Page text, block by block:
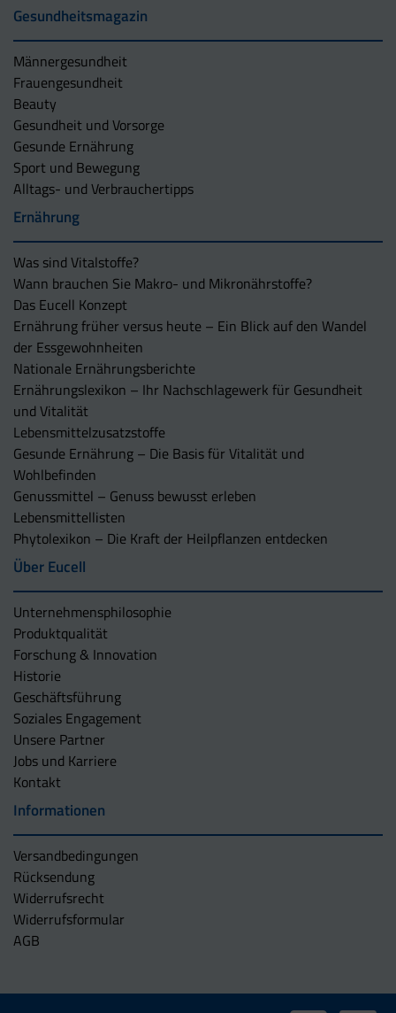
Gesundheitsmagazin
Männergesundheit
Frauengesundheit
Beauty
Gesundheit und Vorsorge
Gesunde Ernährung
Sport und Bewegung
Alltags- und Verbrauchertipps
Ernährung
Was sind Vitalstoffe?
Wann brauchen Sie Makro- und Mikronährstoffe?
Das Eucell Konzept
Ernährung früher versus heute – Ein Blick auf den Wandel
der Essgewohnheiten
Nationale Ernährungsberichte
Ernährungslexikon – Ihr Nachschlagewerk für Gesundheit
und Vitalität
Lebensmittelzusatzstoffe
Gesunde Ernährung – Die Basis für Vitalität und
Wohlbefinden
Genussmittel – Genuss bewusst erleben
Lebensmittellisten
Phytolexikon – Die Kraft der Heilpflanzen entdecken
Über Eucell
Unternehmens­philosophie
Produktqualität
Forschung & Innovation
Historie
Geschäftsführung
Soziales Engagement
Unsere Partner
Jobs und Karriere
Kontakt
Informationen
Versandbedingungen
Rücksendung
Widerrufsrecht
Widerrufsformular
AGB